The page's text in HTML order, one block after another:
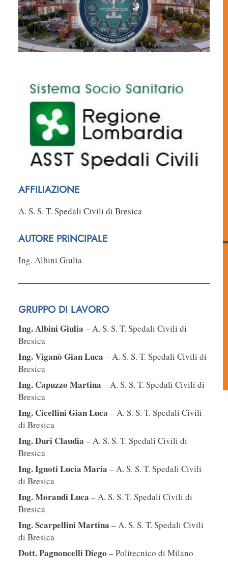
AFFILIAZIONE
A. S. S. T. Spedali Civili di Bresica
AUTORE PRINCIPALE
Ing. Albini Giulia
GRUPPO DI LAVORO
Ing. Albini Giulia – A. S. S. T. Spedali Civili di
Bresica
Ing. Viganò Gian Luca – A. S. S. T. Spedali Civili di
Bresica
Ing. Capuzzo Martina – A. S. S. T. Spedali Civili di
Bresica
Ing. Cicellini Gian Luca – A. S. S. T. Spedali Civili
di Bresica
Ing. Duri Claudia – A. S. S. T. Spedali Civili di
Bresica
Ing. Ignoti Lucia Maria – A. S. S. T. Spedali Civili
di Bresica
Ing. Morandi Luca – A. S. S. T. Spedali Civili di
Bresica
Ing. Scarpellini Martina – A. S. S. T. Spedali Civili
di Bresica
Dott. Pagnoncelli Diego – Politecnico di Milano